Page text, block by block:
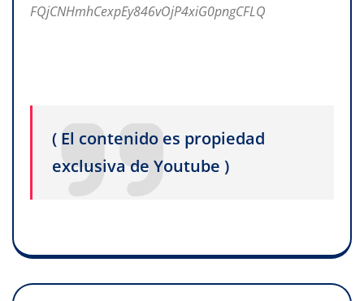
FQjCNHmhCexpEy846vOjP4xiG0pngCFLQ
( El contenido es propiedad
exclusiva de Youtube )